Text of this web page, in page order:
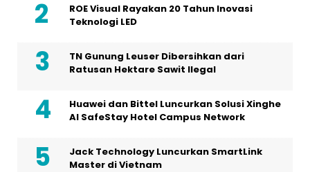
ROE Visual Rayakan 20 Tahun Inovasi
Teknologi LED
TN Gunung Leuser Dibersihkan dari
Ratusan Hektare Sawit Ilegal
Huawei dan Bittel Luncurkan Solusi Xinghe
Al SafeStay Hotel Campus Network
Jack Technology Luncurkan SmartLink
Master di Vietnam